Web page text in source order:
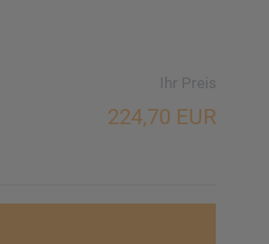
Ihr Preis
224,70 EUR